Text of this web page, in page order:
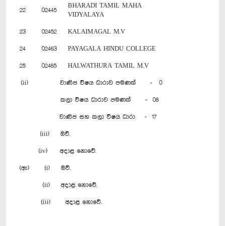
22 02445
BHARADI TAMIL MAHA
VIDYALAYA
23 02452 KALAIMAGAL M.V
24 02463 PAYAGALA HINDU COLLEGE
25 02465 HALWATHURA TAMIL M.V
(ii) වාණිජ විෂය ධාරාව පමණක් - 0
කලා විෂය ධාරාව පමණක් - 08
වාණිජ සහ කලා විෂය ධාරා - 17
(iii) ඔව්.
(iv) අදාළ නොවේ.
(ඇ) (i) ඔව්.
(ii) අදාළ නොවේ.
(iii) අදාළ නොවේ.